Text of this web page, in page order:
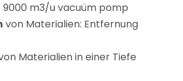
9000 m3/u vacuüm pomp
von Materialien: Entfernung
Materialien in einer Tiefe